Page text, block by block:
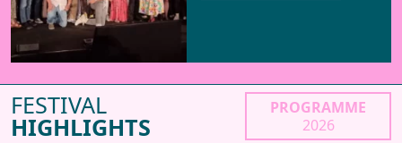
FESTIVAL
HIGHLIGHTS
PROGRAMME
2026